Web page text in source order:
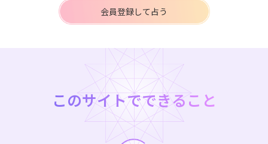
会員登録して占う
このサイトでできること